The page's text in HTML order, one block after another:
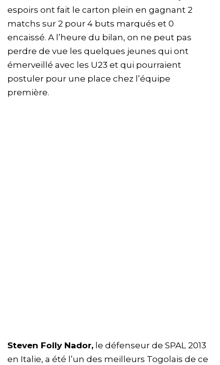
espoirs ont fait le carton plein en gagnant 2
matchs sur 2 pour 4 buts marqués et 0
encaissé. A l’heure du bilan, on ne peut pas
perdre de vue les quelques jeunes qui ont
émerveillé avec les U23 et qui pourraient
postuler pour une place chez l’équipe
première.
Steven Folly Nador, le défenseur de SPAL 2013
en Italie, a été l’un des meilleurs Togolais de ce